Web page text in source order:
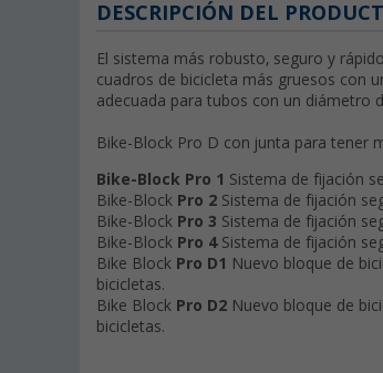
DESCRIPCIÓN DEL
El sistema más robusto, seguro y
cuadros de bicicleta más gruesos con
adecuada para tubos con un diámetro
Bike-Block Pro D con junta para tener
Bike-Block Pro 1 Sistema de fijación
Bike-Block Pro 2 Sistema de fijación
Bike-Block Pro 3 Sistema de fijación
Bike-Block Pro 4Sistema de fijación
Bike Block Pro D1 Nuevo bloque de
bicicletas.
Bike Block Pro D2 Nuevo bloque de
bicicletas.